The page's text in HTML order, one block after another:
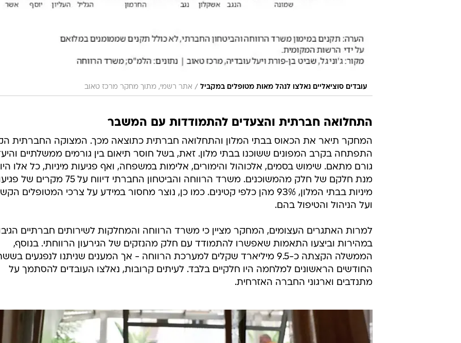
עובדים סוציאליים נאלצו לנהל מאות מטופלים במקביל / אתר רשמי, מתוך מחקר מרכז טאוב
התחלואה חברתית והצעדים להתמודדות עם המשבר
המחקר תיאר את הכאוס בבתי המלון והתחלואה חברתית כתוצאה מכך. המצוקה החברתית
התפתחה בקרב המפונים ששוכנו בבתי מלון. זאת, בשל חוסר תיאום בין גורמים ממשלתיים
גורם מתאם. שימוש בסמים, אלכוהול והימורים, אלימות במשפחה, ואף פגיעות מיניות, כל אלו היו
מנת חלקם של חלק מהמשוכנים. משרד הרווחה והביטחון החברתי דיווח על 75
מיניות בבתי המלון, 93% מהן כלפי קטינים. כמו כן, נוצר מחסור במידע על צרכי המטופלים
ועל הניהול והטיפול בהם.
למרות האתגרים העצומים, המחקר מציין כי משרד הרווחה והמחלקות לשירותים חברתיים
במהירות וביצעו התאמות שאפשרו להתמודד עם חלק מהנזקים של הגירעון הרווחתי. בנוסף,
הממשלה הקצתה כ-9.5 מיליארד שקלים למערכת הרווחה - אך המענים שניתנו לנפגעים
החודשים הראשונים למלחמה היו חלקיים בלבד. לעיתים קרובות, נאלצו העובדים להסתמך על
מתנדבים וארגוני החברה האזרחית.